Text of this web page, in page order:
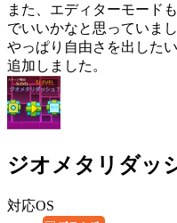
また、エディターモード
でいいかなと思っていまし
やっぱり自由さを出した
追加しました。
ジオメタリダッ
対応OS